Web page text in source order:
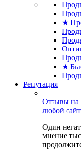
★
★
Репутация
Отзывы на
любой сайт
Один
мнение